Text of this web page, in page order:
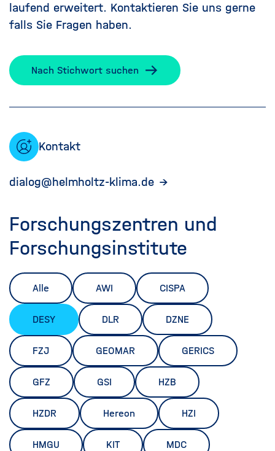
laufend erweitert. Kontaktieren Sie uns gerne
falls Sie Fragen haben.
Nach Stichwort suchen
Kontakt
dialog@helmholtz-klima.de
Forschungszentren und
Forschungsinstitute
Alle AWI CISPA
DESY DLR DZNE
FZJ GEOMAR GERICS
GFZ GSI HZB
HZDR Hereon HZI
HMGU KIT MDC